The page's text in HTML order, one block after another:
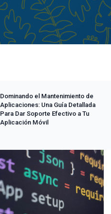
Dominando el Mantenimiento de
Aplicaciones: Una Guía Detallada
Para Dar Soporte Efectivo a Tu
Aplicación Móvil